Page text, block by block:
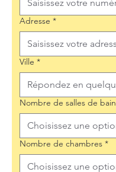
Adresse *
Ville *
Nombre de salles de bain
Nombre de chambres *